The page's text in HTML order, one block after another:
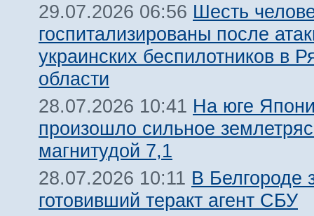
29.07.2026 06:56 Шесть
госпитализированы после
украинских беспилотников в
области
28.07.2026 10:41 На юге
произошло сильное
магнитудой 7,1
28.07.2026 10:11 В Белгороде
готовивший теракт агент СБУ